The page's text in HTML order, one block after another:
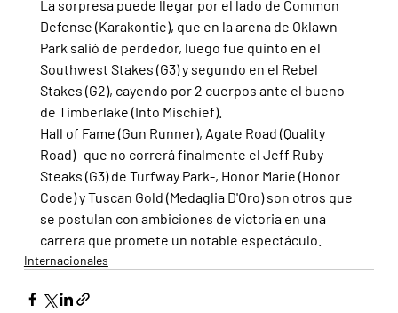
La sorpresa puede llegar por el lado de Common
Defense (Karakontie), que en la arena de Oklawn
Park salió de perdedor, luego fue quinto en el
Southwest Stakes (G3) y segundo en el Rebel
Stakes (G2), cayendo por 2 cuerpos ante el bueno
de Timberlake (Into Mischief).
Hall of Fame (Gun Runner), Agate Road (Quality
Road) -que no correrá finalmente el Jeff Ruby
Steaks (G3) de Turfway Park-, Honor Marie (Honor
Code) y Tuscan Gold (Medaglia D'Oro) son otros que
se postulan con ambiciones de victoria en una
carrera que promete un notable espectáculo.
Internacionales